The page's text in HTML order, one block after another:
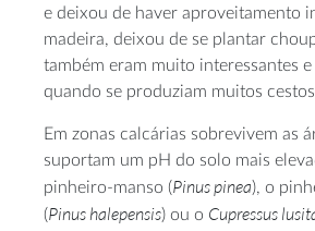
e deixou de haver aproveitamento
madeira, deixou de se plantar
também eram muito interessantes
quando se produziam muitos
Em zonas calcárias sobrevivem as
suportam um pH do solo mais
pinheiro-manso (Pinus pinea), o
(Pinus halepensis) ou o Cupressus